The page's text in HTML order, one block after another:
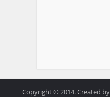
Copyright © 2014. Created by